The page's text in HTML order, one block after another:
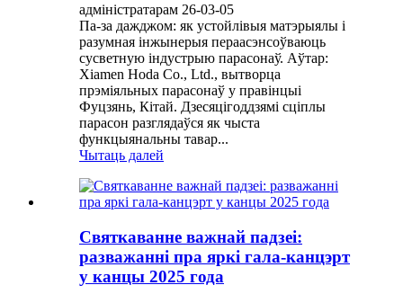
адміністратарам 26-03-05
Па-за дажджом: як устойлівыя матэрыялы і
разумная інжынерыя пераасэнсоўваюць
сусветную індустрыю парасонаў. Аўтар:
Xiamen Hoda Co., Ltd., вытворца
прэміяльных парасонаў у правінцыі
Фуцзянь, Кітай. Дзесяцігоддзямі сціплы
парасон разглядаўся як чыста
функцыянальны тавар...
Чытаць далей
Святкаванне важнай падзеі:
разважанні пра яркі гала-канцэрт
у канцы 2025 года